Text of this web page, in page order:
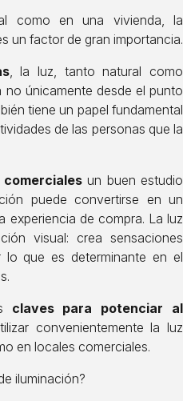
como en una vivienda, la
un factor de gran importancia.
, la luz, tanto natural como
no únicamente desde el punto
tiene un papel fundamental
de las personas que la
comerciales un buen estudio
puede convertirse en un
experiencia de compra. La luz
visual: crea sensaciones
que es determinante en el
claves para potenciar al
convenientemente la luz
en locales comerciales.
iluminación?